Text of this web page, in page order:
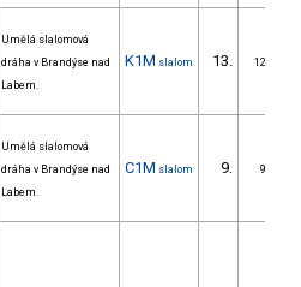
Umělá slalomová
dráha v Brandýse nad
Labem.
K1M slalom 13. 12/ZS
Umělá slalomová
dráha v Brandýse nad
Labem.
C1M slalom 9. 9/ZS